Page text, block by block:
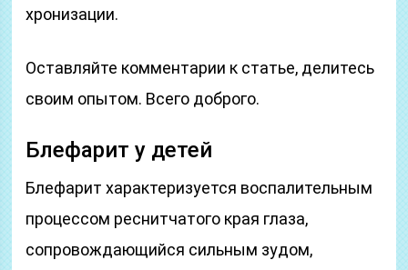
хронизации.
Оставляйте комментарии к статье, делитесь
своим опытом. Всего доброго.
Блефарит у детей
Блефарит характеризуется воспалительным
процессом реснитчатого края глаза,
сопровождающийся сильным зудом,